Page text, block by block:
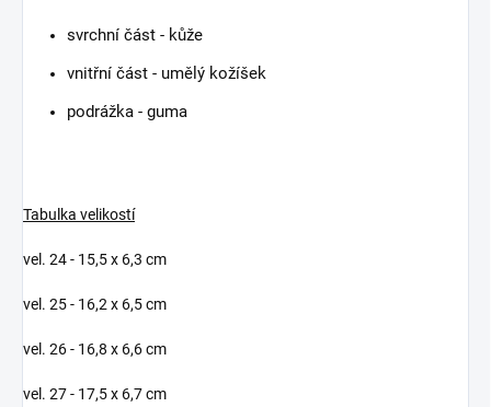
svrchní část - kůže
vnitřní část - umělý kožíšek
podrážka - guma
Tabulka velikostí
vel. 24 - 15,5 x 6,3 cm
vel. 25 - 16,2 x 6,5 cm
vel. 26 - 16,8 x 6,6 cm
vel. 27 - 17,5 x 6,7 cm